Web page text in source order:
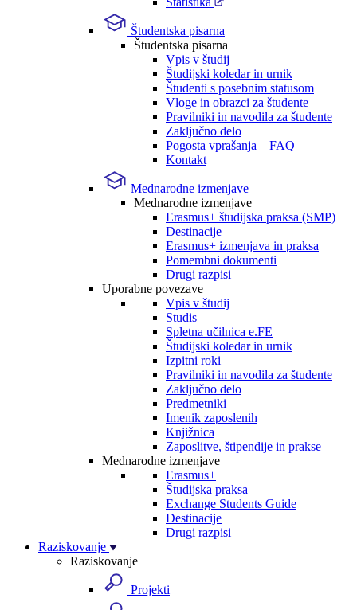
Študentska pisarna
Študentska pisarna
Vpis v študij
Študijski koledar in urnik
Študenti s posebnim statusom
Vloge in obrazci za študente
Pravilniki in navodila za študente
Zaključno delo
Pogosta vprašanja – FAQ
Kontakt
Mednarodne izmenjave
Mednarodne izmenjave
Erasmus+ študijska praksa (SMP)
Destinacije
Erasmus+ izmenjava in praksa
Pomembni dokumenti
Drugi razpisi
Uporabne povezave
Vpis v študij
Studis
Spletna učilnica e.FE
Študijski koledar in urnik
Izpitni roki
Pravilniki in navodila za študente
Zaključno delo
Predmetniki
Imenik zaposlenih
Knjižnica
Zaposlitve, štipendije in prakse
Mednarodne izmenjave
Erasmus+
Študijska praksa
Exchange Students Guide
Destinacije
Drugi razpisi
Raziskovanje
Raziskovanje
Projekti